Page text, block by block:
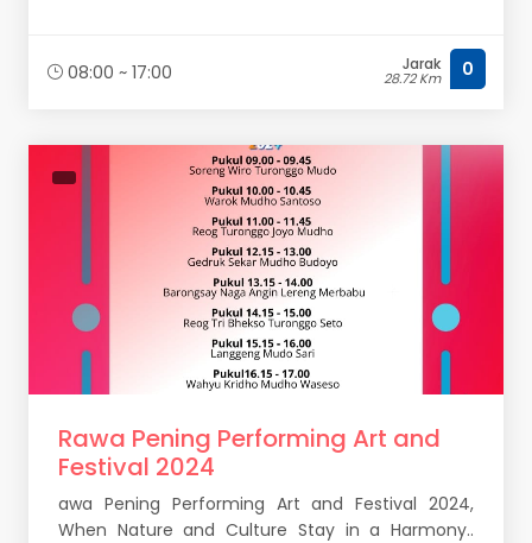
08:00 ~ 17:00 Jarak
28.72 Km 0
Rawa Pening Performing Art and
Festival 2024
awa Pening Performing Art and Festival 2024,
When Nature and Culture Stay in a Harmony..